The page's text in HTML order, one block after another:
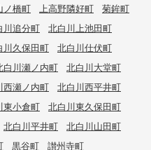
ノ橋町 上高野隣好町
菊鉾町
川追分町
北白川上池田町
川久保田町
北白川仕伏町
白川瀬ノ内町
北白川大堂町
西瀬ノ内町
北白川西平井町
東小倉町
北白川東久保田町
北白川平井町
北白川山田町
黒谷町
讃州寺町